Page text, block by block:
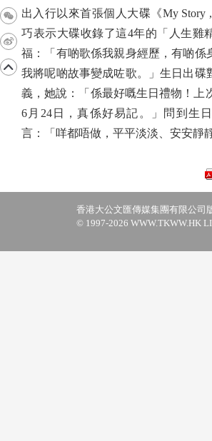
出入行以來首張個人大碟《My Story
巧表示大碟收錄了這4年的「人生雞
福：「有啲歌係我親身經歷，有啲係
我將呢啲故事變成咗歌。」生日出碟
義，她說：「係最好嘅生日禮物！上
6月24日，真係好易記。」問到生
言：「咩都唔做，平平淡淡、安安靜
香港大公文匯傳媒集團有限公司
© 1997-2026 WWW.TKWW.HK